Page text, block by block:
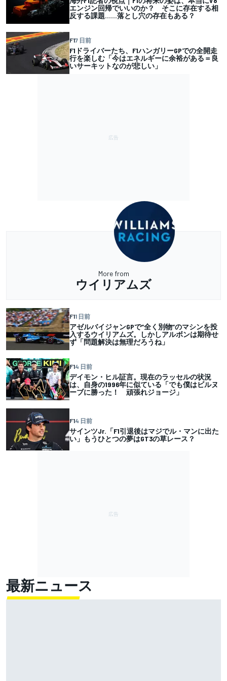
エンジン回帰でいいのか？ そこに存在する相
反する課題……落とし穴の存在もある？
F17 日前
F1ドライバーたち、F1ハンガリーGPでの全開走
行を楽しむ「今はエネルギーに余裕がある＝良
いサーキットなのが悲しい」
More from
ウイリアムズ
F11 日前
アゼルバイジャンGPで”全く別物”のマシンを投
入するウイリアムズ。しかしアルボンは期待せ
ず「問題解決は無理だろうね」
F14 日前
デイモン・ヒル証言。現在のラッセルの状況
は、自身の1996年に似ている「でも僕はビルヌ
ーブに勝った！ 頑張れジョージ」
F14 日前
サインツJr.「F1引退後はマジでル・マンに出た
い」もうひとつの夢はGT3の草レース？
最新ニュース